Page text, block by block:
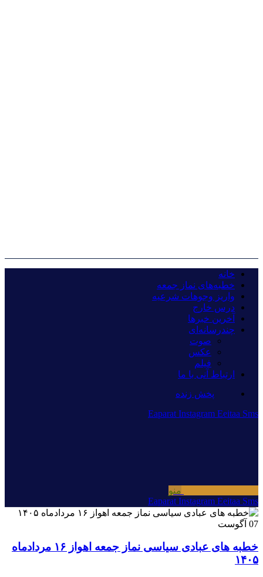
خانه
خطبه‌های نماز جمعه
واریز وجوهات شرعیه
درس خارج
آخرین خبرها
چندرسانه‌ای
صوت
عکس
فیلم
ارتباط آنی با ما
پخش زنده
Eaparat Instagram Eeitaa Sms
منو
Eaparat Instagram Eeitaa Sms
07 آگوست
خطبه های عبادی سیاسی نماز جمعه اهواز ۱۶ مردادماه
۱۴۰۵